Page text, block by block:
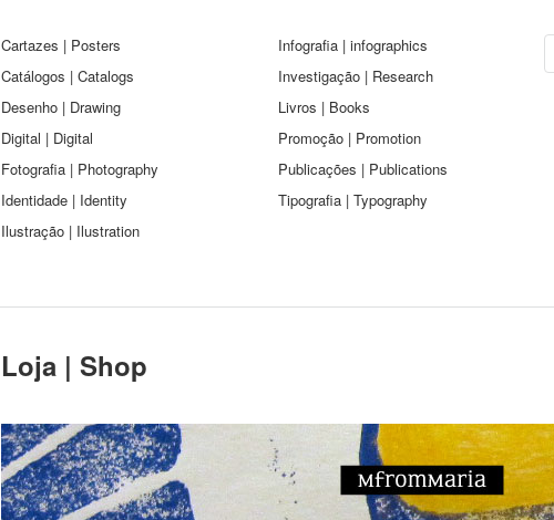
Cartazes | Posters
Catálogos | Catalogs
Desenho | Drawing
Digital | Digital
Fotografia | Photography
Identidade | Identity
Ilustração | Ilustration
Infografia | infographics
Investigação | Research
Livros | Books
Promoção | Promotion
Publicações | Publications
Tipografia | Typography
Loja | Shop